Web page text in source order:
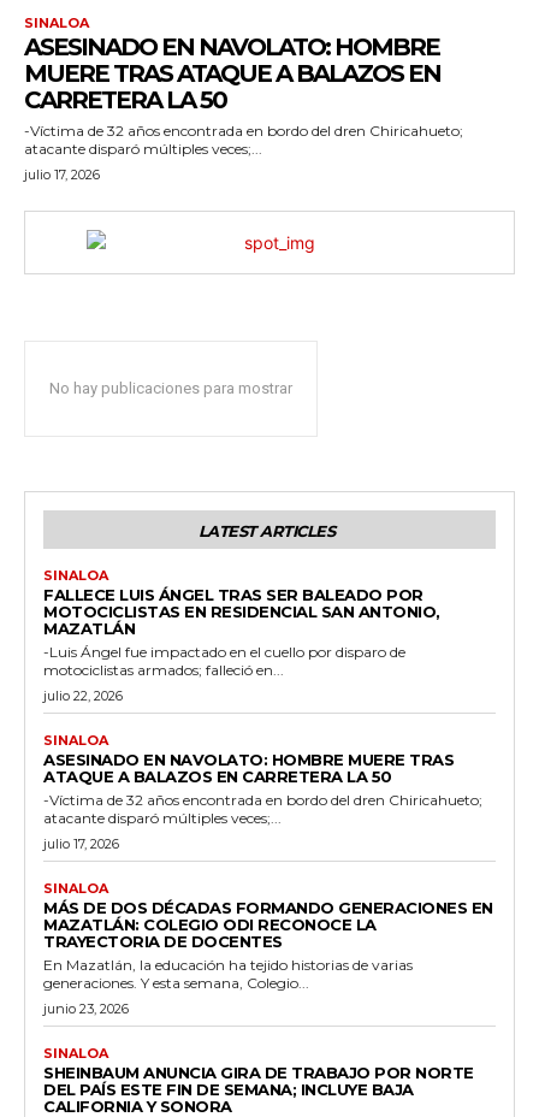
SINALOA
ASESINADO EN NAVOLATO: HOMBRE
MUERE TRAS ATAQUE A BALAZOS EN
CARRETERA LA 50
-Víctima de 32 años encontrada en bordo del dren Chiricahueto;
atacante disparó múltiples veces;...
julio 17, 2026
No hay publicaciones para mostrar
LATEST ARTICLES
SINALOA
FALLECE LUIS ÁNGEL TRAS SER BALEADO POR
MOTOCICLISTAS EN RESIDENCIAL SAN ANTONIO,
MAZATLÁN
-Luis Ángel fue impactado en el cuello por disparo de
motociclistas armados; falleció en...
julio 22, 2026
SINALOA
ASESINADO EN NAVOLATO: HOMBRE MUERE TRAS
ATAQUE A BALAZOS EN CARRETERA LA 50
-Víctima de 32 años encontrada en bordo del dren Chiricahueto;
atacante disparó múltiples veces;...
julio 17, 2026
SINALOA
MÁS DE DOS DÉCADAS FORMANDO GENERACIONES EN
MAZATLÁN: COLEGIO ODI RECONOCE LA
TRAYECTORIA DE DOCENTES
En Mazatlán, la educación ha tejido historias de varias
generaciones. Y esta semana, Colegio...
junio 23, 2026
SINALOA
SHEINBAUM ANUNCIA GIRA DE TRABAJO POR NORTE
DEL PAÍS ESTE FIN DE SEMANA; INCLUYE BAJA
CALIFORNIA Y SONORA